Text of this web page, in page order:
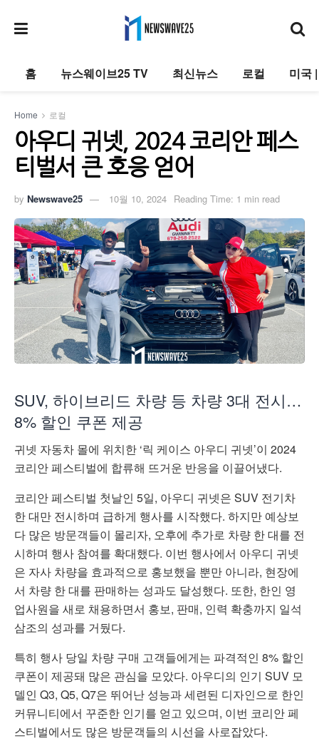
홈 뉴스웨이브25 TV 최신뉴스 로컬 미국
Home 로컬
아우디 귀넷, 2024 코리안 페스
티벌서 큰 호응 얻어
by Newswave25 10월 10, 2024 Reading Time: 1 min read
SUV, 하이브리드 차량 등 차량 3대 전시…
8% 할인 쿠폰 제공
귀넷 자동차 몰에 위치한 ‘릭 케이스 아우디 귀넷’이 2024
코리안 페스티벌에 합류해 뜨거운 반응을 이끌어냈다.
코리안 페스티벌 첫날인 5일, 아우디 귀넷은 SUV 전기차
한 대만 전시하며 급하게 행사를 시작했다. 하지만 예상보
다 많은 방문객들이 몰리자, 오후에 추가로 차량 한 대를 전
시하며 행사 참여를 확대했다. 이번 행사에서 아우디 귀넷
은 자사 차량을 효과적으로 홍보했을 뿐만 아니라, 현장에
서 차량 한 대를 판매하는 성과도 달성했다. 또한, 한인 영
업사원을 새로 채용하면서 홍보, 판매, 인력 확충까지 일석
삼조의 성과를 거뒀다.
특히 행사 당일 차량 구매 고객들에게는 파격적인 8% 할인
쿠폰이 제공돼 많은 관심을 모았다. 아우디의 인기 SUV 모
델인 Q3, Q5, Q7은 뛰어난 성능과 세련된 디자인으로 한인
커뮤니티에서 꾸준한 인기를 얻고 있으며, 이번 코리안 페
스티벌에서도 많은 방문객들의 시선을 사로잡았다.